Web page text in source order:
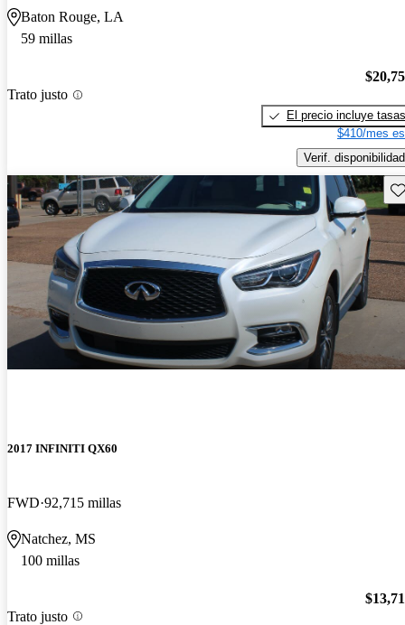
Baton Rouge, LA
59 millas
Trato justo
El precio incluye tasas
$410/mes
Verif. disponibilidad
2017 INFINITI QX60
FWD 92,715 millas
Natchez, MS
100 millas
Trato justo